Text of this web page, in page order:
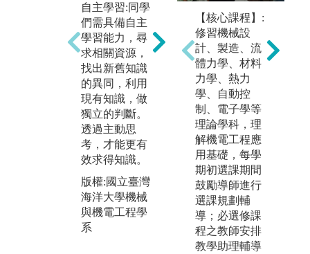
自主學習:同學
們需具備自主
學習能力，尋
求相關資源，
找出新舊知識
的異同，利用
現有知識，做
獨立的判斷。
透過主動思
考，才能更有
效求得知識。
版權:國立臺灣
海洋大學機械
與機電工程學
系
團隊學習:同學
們需進行團隊
合作的學習，
藉由團體討
論，彼此交流
意見，才能更
有效率地求得
新知。
版權:國立臺灣
海洋大學機械
與機電工程學
系
【核心課程】:
修習機械設
計、製造、流
體力學、材料
力學、熱力
學、自動控
制、電子學等
理論學科，理
解機電工程應
用基礎，每學
期初選課期間
鼓勵導師進行
選課規劃輔
導；必選修課
程之教師安排
教學助理輔導